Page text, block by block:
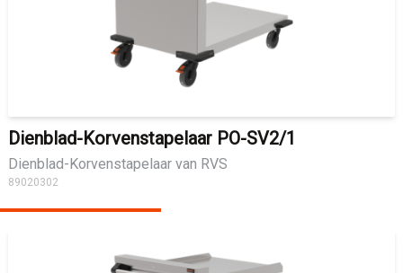
Dienblad-Korvenstapelaar PO-SV2/1
Dienblad-Korvenstapelaar van RVS
89020302